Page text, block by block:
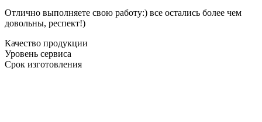
Отлично выполняете свою работу:) все остались более чем
довольны, респект!)
Качество продукции
Уровень сервиса
Срок изготовления